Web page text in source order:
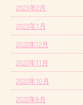
2023年2月
2023年1月
2022年12月
2022年11月
2022年10月
2022年9月